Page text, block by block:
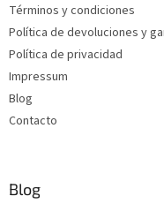
n
Términos y condiciones
Política de devoluciones y
Política de privacidad
Impressum
Blog
Contacto
Blog